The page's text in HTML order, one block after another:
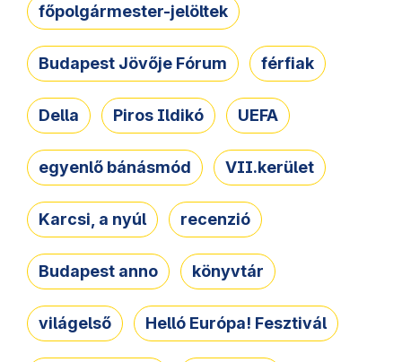
főpolgármester-jelöltek
Budapest Jövője Fórum férfiak
Della Piros Ildikó UEFA
egyenlő bánásmód VII.kerület
Karcsi, a nyúl recenzió
Budapest anno könyvtár
világelső Helló Európa! Fesztivál